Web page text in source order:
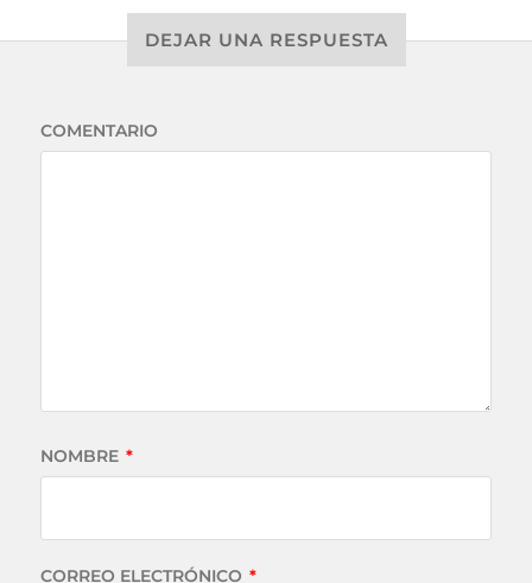
DEJAR UNA RESPUESTA
COMENTARIO
NOMBRE *
CORREO ELECTRÓNICO *